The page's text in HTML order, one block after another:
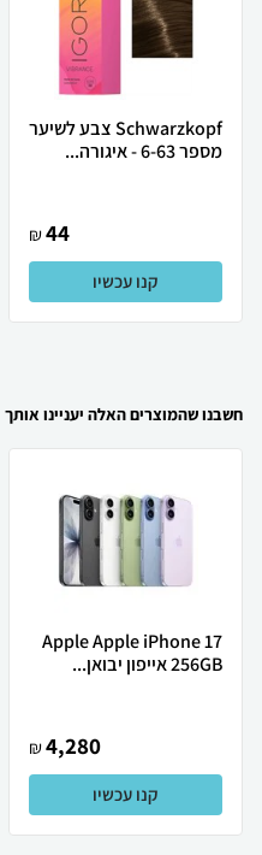
Schwarzkopf צבע לשיער
מספר 6-63 - איגורה...
44
₪
קנו עכשיו
חשבנו שהמוצרים האלה יעניינו אותך
Apple Apple iPhone 17
256GB אייפון יבואן...
4,280
₪
קנו עכשיו